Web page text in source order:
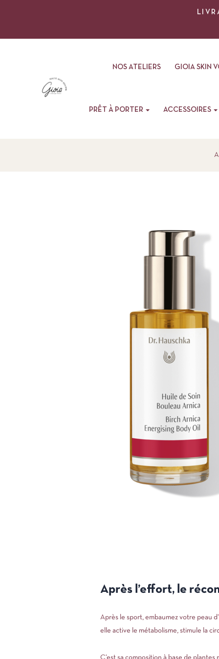
NOS ATELIERS GIOIA SKIN
PRÊT À PORTER ACCESSOIRES
Après l’effort, le
Après le sport, embaumez votre peau
elle active le métabolisme, stimule la
C’est sa composition à base de